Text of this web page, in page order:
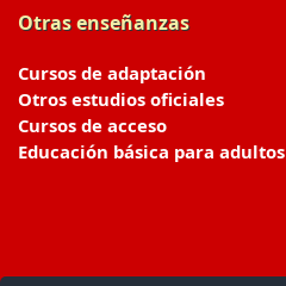
Otras enseñanzas
Cursos de adaptación
Otros estudios oficiales
Cursos de acceso
Educación básica para adultos